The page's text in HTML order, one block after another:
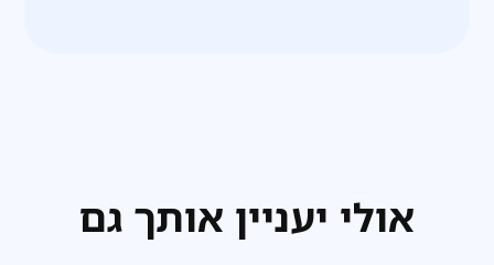
אולי יעניין אותך גם